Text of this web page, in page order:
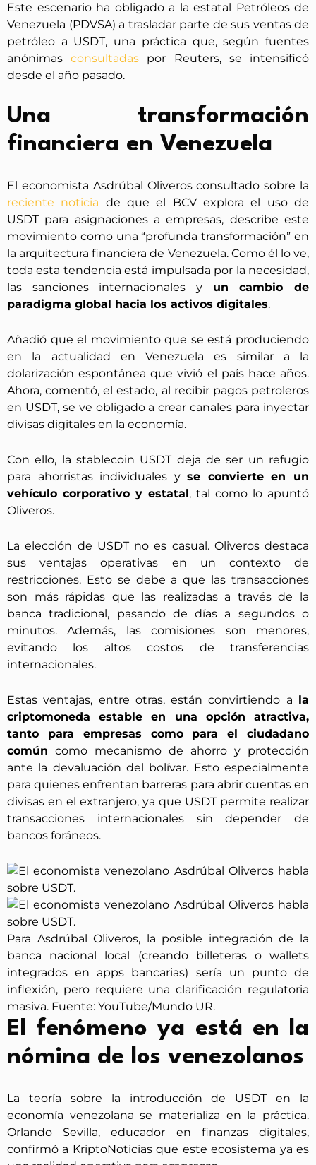
Este escenario ha obligado a la estatal Petróleos de
Venezuela (PDVSA) a trasladar parte de sus ventas de
petróleo a USDT, una práctica que, según fuentes
anónimasconsultadas por Reuters, se intensificó
desde el año pasado.
Una transformación
financiera en Venezuela
El economista Asdrúbal Oliveros consultado sobre la
reciente noticia de que el BCV explora el uso de
USDT para asignaciones a empresas, describe este
movimiento como una “profunda transformación” en
la arquitectura financiera de Venezuela. Como él lo ve,
toda esta tendencia está impulsada por la necesidad,
las sanciones internacionales y un cambio de
paradigma global hacia los activos digitales.
Añadió que el movimiento que se está produciendo
en la actualidad en Venezuela es similar a la
dolarización espontánea que vivió el país hace años.
Ahora, comentó, el estado, al recibir pagos petroleros
en USDT, se ve obligado a crear canales para inyectar
divisas digitales en la economía.
Con ello, la stablecoin USDT deja de ser un refugio
para ahorristas individuales yse convierte en un
vehículo corporativo y estatal, tal como lo apuntó
Oliveros.
La elección de USDT no es casual. Oliveros destaca
sus ventajas operativas en un contexto de
restricciones. Esto se debe a que las transacciones
son más rápidas que las realizadas a través de la
banca tradicional, pasando de días a segundos o
minutos. Además, las comisiones son menores,
evitando los altos costos de transferencias
internacionales.
Estas ventajas, entre otras, están convirtiendo a la
criptomoneda estable en una opción atractiva,
tanto para empresas como para el ciudadano
común como mecanismo de ahorro y protección
ante la devaluación del bolívar. Esto especialmente
para quienes enfrentan barreras para abrir cuentas en
divisas en el extranjero, ya que USDT permite realizar
transacciones internacionales sin depender de
bancos foráneos.
Para Asdrúbal Oliveros, la posible integración de la
banca nacional local (creando billeteras o wallets
integrados en apps bancarias) sería un punto de
inflexión, pero requiere una clarificación regulatoria
masiva. Fuente: YouTube/Mundo UR.
El fenómeno ya está en la
nómina de los venezolanos
La teoría sobre la introducción de USDT en la
economía venezolana se materializa en la práctica.
Orlando Sevilla, educador en finanzas digitales,
confirmó a KriptoNoticias que este ecosistema ya es